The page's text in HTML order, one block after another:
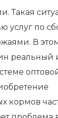
Такая
услуг по
В
реальный
кормов